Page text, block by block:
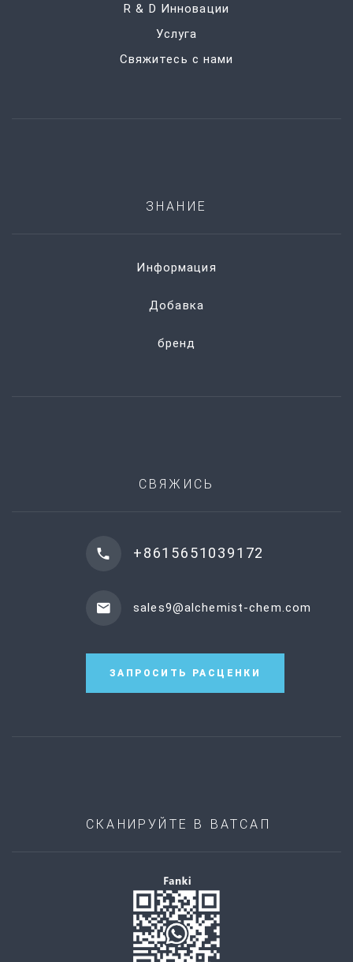
R & D Инновации
Услуга
Свяжитесь с нами
ЗНАНИЕ
Информация
Добавка
бренд
СВЯЖИСЬ
+8615651039172
sales9@alchemist-chem.com
ЗАПРОСИТЬ РАСЦЕНКИ
СКАНИРУЙТЕ В ВАТСАП